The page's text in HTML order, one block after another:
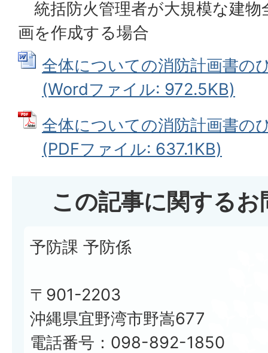
統括防火管理者が大規模な建物
画を作成する場合
全体についての消防計画書の
(Wordファイル: 972.5KB)
全体についての消防計画書の
(PDFファイル: 637.1KB)
この記事に関する
予防課 予防係
〒901-2203
沖縄県宜野湾市野嵩677
電話番号：098-892-1850